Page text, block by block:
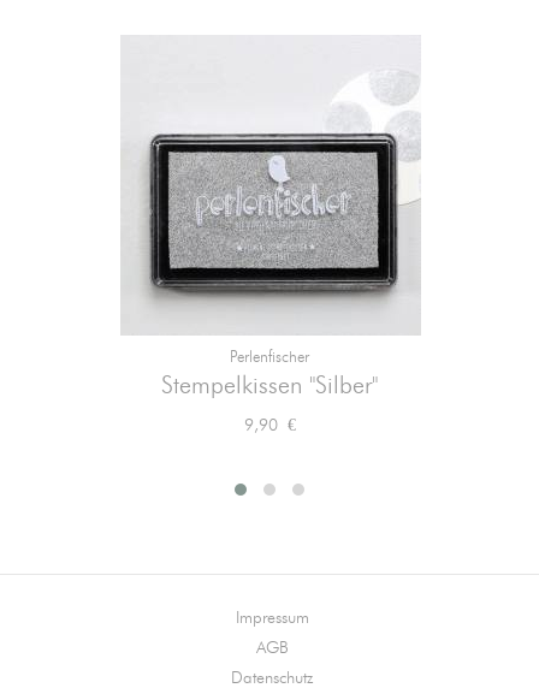
Perlenfischer
Stempelkissen "Silber"
Preis
9,90 €
Impressum
AGB
Datenschutz